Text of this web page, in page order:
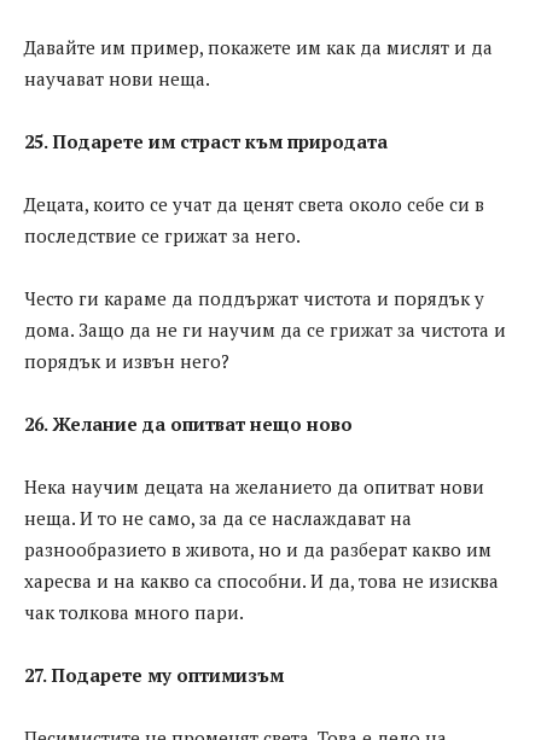
Давайте им пример, покажете им как да мислят и да
научават нови неща.
25. Подарете им страст към природата
Децата, които се учат да ценят света около себе си в
последствие се грижат за него.
Често ги караме да поддържат чистота и порядък у
дома. Защо да не ги научим да се грижат за чистота и
порядък и извън него?
26. Желание да опитват нещо ново
Нека научим децата на желанието да опитват нови
неща. И то не само, за да се наслаждават на
разнообразието в живота, но и да разберат какво им
харесва и на какво са способни. И да, това не изисква
чак толкова много пари.
27. Подарете му оптимизъм